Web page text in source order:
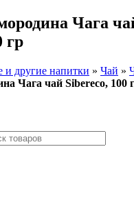
Чага
гр
и другие напитки » Чай »
Чага чай Sibereco, 100